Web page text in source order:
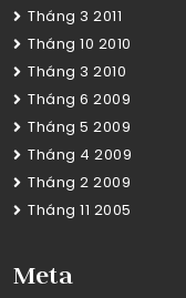
Tháng 3 2011
Tháng 10 2010
Tháng 3 2010
Tháng 6 2009
Tháng 5 2009
Tháng 4 2009
Tháng 2 2009
Tháng 11 2005
Meta